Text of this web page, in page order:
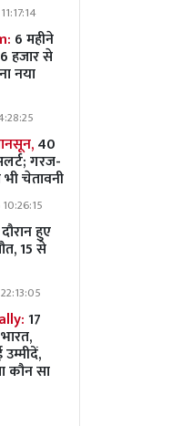
6 महीने
हजार से
नया
40
गरज-
चेतावनी
हुए
15 से
17
कौन सा